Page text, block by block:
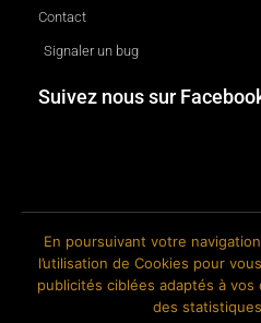
Contact
Signaler un bug
Suivez nous sur
© 2018-2026 The Ink Factory. Site
En poursuivant votre
l’utilisation de Cookies pour
publicités ciblées adaptés à
des